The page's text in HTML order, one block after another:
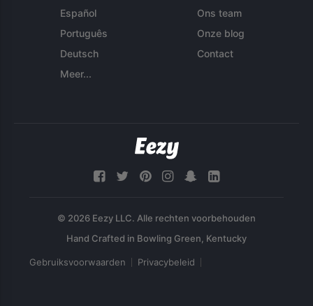
Español
Português
Deutsch
Meer...
Ons team
Onze blog
Contact
© 2026 Eezy LLC. Alle rechten voorbehouden
Gebruiksvoorwaarden Privacybeleid